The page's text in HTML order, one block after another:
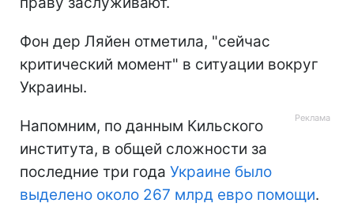
Фон дер Ляйен отметила, "сейчас
критический момент" в ситуации вокруг
Украины.
Напомним, по данным Кильского
института, в общей сложности за
последние три года Украине было
выделено около 267 млрд евро помощи.